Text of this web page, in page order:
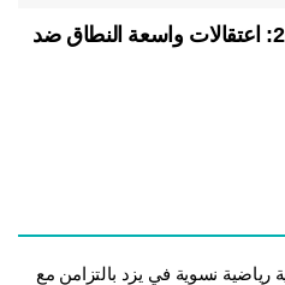
التقرير الشهري لـ أبريل 2026: اعتقالات واسعة النطاق ضد
رياضية نسوية في يزد بالتزامن مع